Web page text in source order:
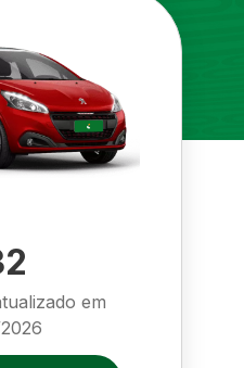
em